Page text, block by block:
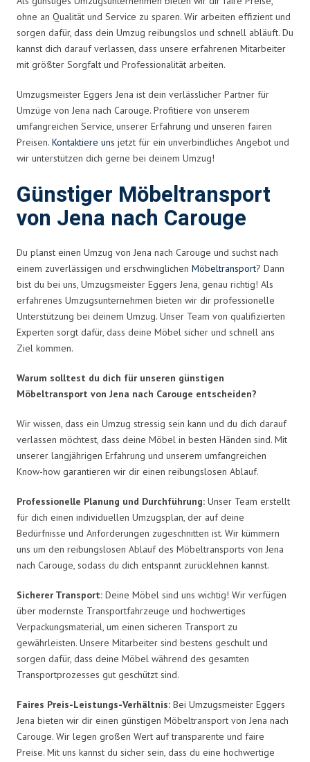
ohne an Qualität und Service zu sparen. Wir arbeiten effizient und
sorgen dafür, dass dein Umzug reibungslos und schnell abläuft. Du
kannst dich darauf verlassen, dass unsere erfahrenen Mitarbeiter
mit größter Sorgfalt und Professionalität arbeiten.
Umzugsmeister Eggers Jena ist dein verlässlicher Partner für
Umzüge von Jena nach Carouge. Profitiere von unserem
umfangreichen Service, unserer Erfahrung und unseren fairen
Preisen. Kontaktiere uns jetzt für ein unverbindliches Angebot und
wir unterstützen dich gerne bei deinem Umzug!
Günstiger Möbeltransport
von Jena nach Carouge
Du planst einen Umzug von Jena nach Carouge und suchst nach
einem zuverlässigen und erschwinglichen Möbeltransport? Dann
bist du bei uns, Umzugsmeister Eggers Jena, genau richtig! Als
erfahrenes Umzugsunternehmen bieten wir dir professionelle
Unterstützung bei deinem Umzug. Unser Team von qualifizierten
Experten sorgt dafür, dass deine Möbel sicher und schnell ans
Ziel kommen.
Warum solltest du dich für unseren günstigen
Möbeltransport von Jena nach Carouge entscheiden?
Wir wissen, dass ein Umzug stressig sein kann und du dich darauf
verlassen möchtest, dass deine Möbel in besten Händen sind. Mit
unserer langjährigen Erfahrung und unserem umfangreichen
Know-how garantieren wir dir einen reibungslosen Ablauf.
Professionelle Planung und Durchführung: Unser Team erstellt
für dich einen individuellen Umzugsplan, der auf deine
Bedürfnisse und Anforderungen zugeschnitten ist. Wir kümmern
uns um den reibungslosen Ablauf des Möbeltransports von Jena
nach Carouge, sodass du dich entspannt zurücklehnen kannst.
Sicherer Transport: Deine Möbel sind uns wichtig! Wir verfügen
über modernste Transportfahrzeuge und hochwertiges
Verpackungsmaterial, um einen sicheren Transport zu
gewährleisten. Unsere Mitarbeiter sind bestens geschult und
sorgen dafür, dass deine Möbel während des gesamten
Transportprozesses gut geschützt sind.
Faires Preis-Leistungs-Verhältnis: Bei Umzugsmeister Eggers
Jena bieten wir dir einen günstigen Möbeltransport von Jena nach
Carouge. Wir legen großen Wert auf transparente und faire
Preise. Mit uns kannst du sicher sein, dass du eine hochwertige